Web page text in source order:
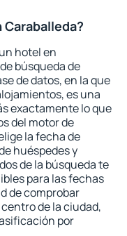
hotel en
búsqueda de
de datos, en la que
es una
exactamente lo que
del motor de
la fecha de
huéspedes y
de la búsqueda te
para las fechas
de comprobar
de la ciudad,
por